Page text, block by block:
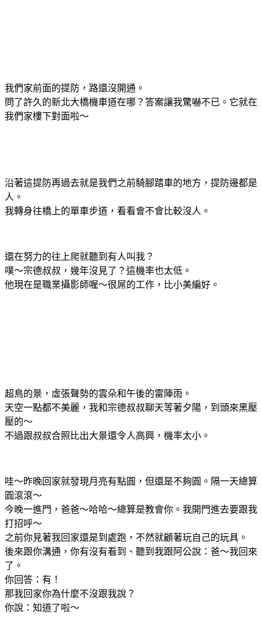
我們家前面的提防，路還沒開通。
問了許久的新北大橋機車道在哪？答案讓我驚嚇不已。它就在
我們家樓下對面啦～
沿著這提防再過去就是我們之前騎腳踏車的地方，提防邊都是
人。
我轉身往橋上的單車步道，看看會不會比較沒人。
還在努力的往上爬就聽到有人叫我？
噗～宗德叔叔，幾年沒見了？這機率也太低。
他現在是職業攝影師喔～很屌的工作，比小美編好。
超鳥的景，虛張聲勢的雲朵和午後的雷陣雨。
天空一點都不美麗，我和宗德叔叔聊天等著夕陽，到頭來黑壓
壓的～
不過跟叔叔合照比出大景還令人高興，機率太小。
哇～昨晚回家就發現月亮有點圓，但還是不夠圓。隔一天總算
圓滾滾～
今晚一進門，爸爸～哈哈～總算是教會你。我開門進去要跟我
打招呼～
之前你見著我回家還是到處跑，不然就顧著玩自己的玩具。
後來跟你溝通，你有沒有看到、聽到我跟阿公說：爸～我回來
了。
你回答：有！
那我回家你為什麼不沒跟我說？
你說：知道了啦～